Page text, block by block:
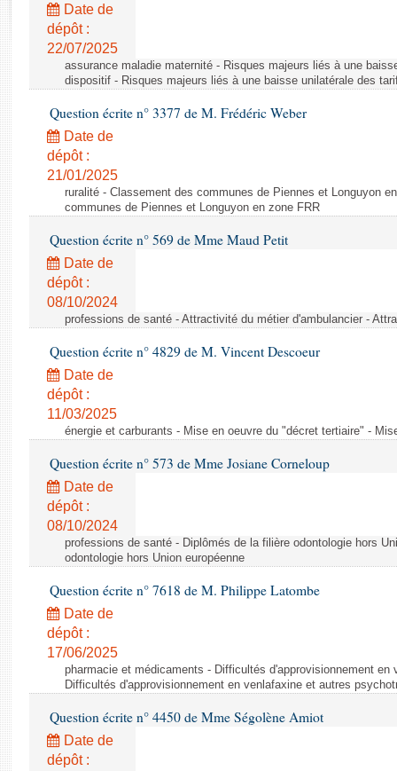
Rapports sur l'application des lois
Baromètre de l’application des lois
Dossiers législatifs
Budget et sécurité sociale
Questions écrites et orales
Comptes rendus des débats
Date de
dépôt :
22/07/2025
assurance maladie maternité - Risques majeurs liés à une
dispositif - Risques majeurs liés à une baisse unilatérale des
Question écrite n° 3377 de M. Frédéric Weber
Date de
dépôt :
21/01/2025
ruralité - Classement des communes de Piennes et Longuyon
communes de Piennes et Longuyon en zone FRR
Question écrite n° 569 de Mme Maud Petit
Date de
dépôt :
08/10/2024
professions de santé - Attractivité du métier d'ambulancier -
Question écrite n° 4829 de M. Vincent Descoeur
Date de
dépôt :
11/03/2025
énergie et carburants - Mise en oeuvre du "décret tertiaire" -
Question écrite n° 573 de Mme Josiane Corneloup
Date de
dépôt :
08/10/2024
professions de santé - Diplômés de la filière odontologie hors
odontologie hors Union européenne
Question écrite n° 7618 de M. Philippe Latombe
Date de
dépôt :
17/06/2025
pharmacie et médicaments - Difficultés d'approvisionnement
Difficultés d'approvisionnement en venlafaxine et autres
Question écrite n° 4450 de Mme Ségolène Amiot
Date de
dépôt :